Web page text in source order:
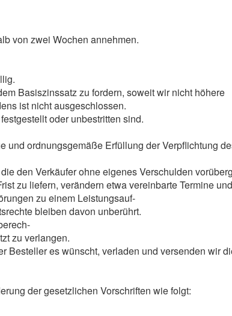
von zwei Wochen annehmen.
Basiszinssatz zu fordern, soweit wir nicht höhere
ist nicht ausgeschlossen.
oder unbestritten sind.
und ordnungsgemäße Erfüllung der Verpflichtung
den Verkäufer ohne eigenes Verschulden
zu liefern, verändern etwa vereinbarte Termine
zu einem Leistungsauf-
bleiben davon unberührt.
zu verlangen.
Besteller es wünscht, verladen und versenden wir
der gesetzlichen Vorschriften wie folgt: